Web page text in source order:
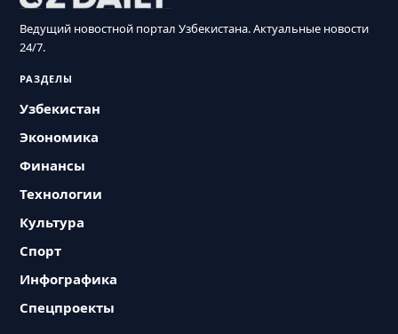
Ведущий новостной портал Узбекистана. Актуальные новости
24/7.
РАЗДЕЛЫ
Узбекистан
Экономика
Финансы
Технологии
Культура
Спорт
Инфографика
Спецпроекты